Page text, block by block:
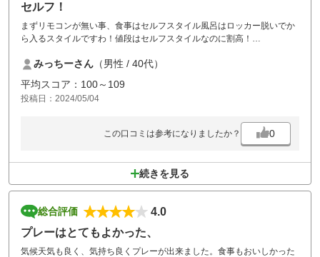
セルフ！
まずリモコンが無い事、食事はセルフスタイル風呂はロッカー脱いでか
ら入るスタイルですわ！値段はセルフスタイルなのに割高！
ゴルフ最高なんだけどなーーー！
みっちーさん （男性 / 40代）
平均スコア：100～109
投稿日：2024/05/04
この口コミは参考になりましたか？ 0
続きを見る
総合評価
4.0
プレーはとてもよかった、
気候天気も良く、気持ち良くプレーが出来ました。食事もおいしかった